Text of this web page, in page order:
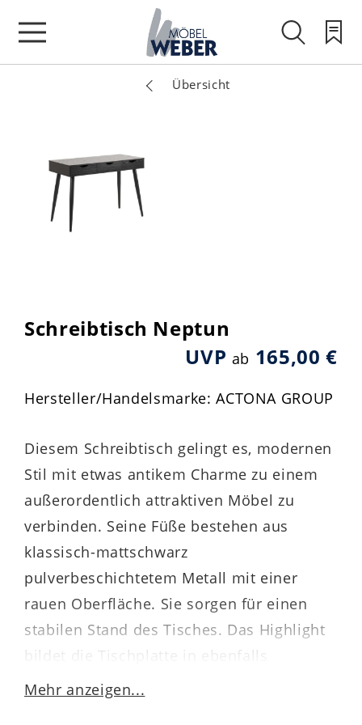
Übersicht
Schreibtisch Neptun
UVP ab 165,00 €
Hersteller/Handelsmarke: ACTONA GROUP
Diesem Schreibtisch gelingt es, modernen
Stil mit etwas antikem Charme zu einem
außerordentlich attraktiven Möbel zu
verbinden. Seine Füße bestehen aus
klassisch-mattschwarz
pulverbeschichtetem Metall mit einer
rauen Oberfläche. Sie sorgen für einen
stabilen Stand des Tisches. Das Highlight
bildet die Tischplatte in ebenfalls
schwarzer Esche-Nachbildung. Durch die
Mehr anzeigen...